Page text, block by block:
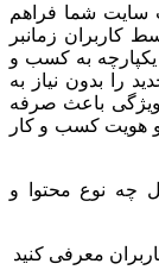
سایت شما فراهم
زمانبر
به کسب و
را بدون نیاز به
ویژگی باعث صرفه
هویت کسب و کار
چه نوع محتوا و
معرفی کنید